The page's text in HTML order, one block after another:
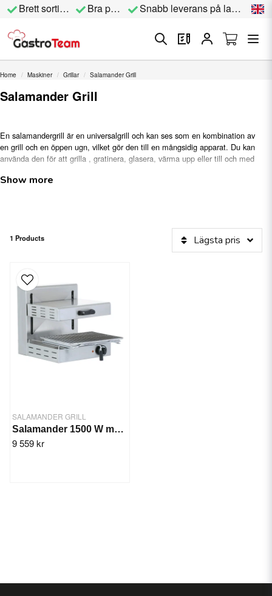
Brett sortiment Bra priser Snabb leverans på lagervara
Home Maskiner Grillar Salamander Grill
Salamander Grill
En salamandergrill är en universalgrill och kan ses som en kombination av
en grill och en öppen ugn, vilket gör den till en mångsidig apparat. Du kan
använda den för att grilla , gratinera, glasera, värma upp eller till och med
Show more
1 Products Lägsta pris
SALAMANDER GRILL
Salamander 1500 W med hissfunktion
9 559 kr